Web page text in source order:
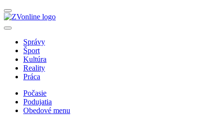
Správy
Šport
Kultúra
Reality
Práca
Počasie
Podujatia
Obedové menu